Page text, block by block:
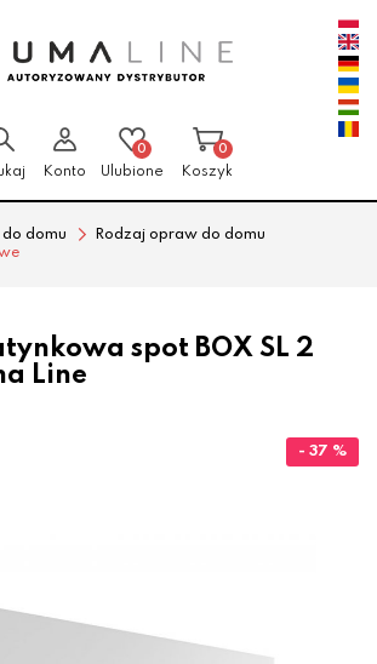
Konto
0
Ulubione
0
Koszyk
domu
Rodzaj opraw do domu
spot BOX SL 2
Line
- 37 %